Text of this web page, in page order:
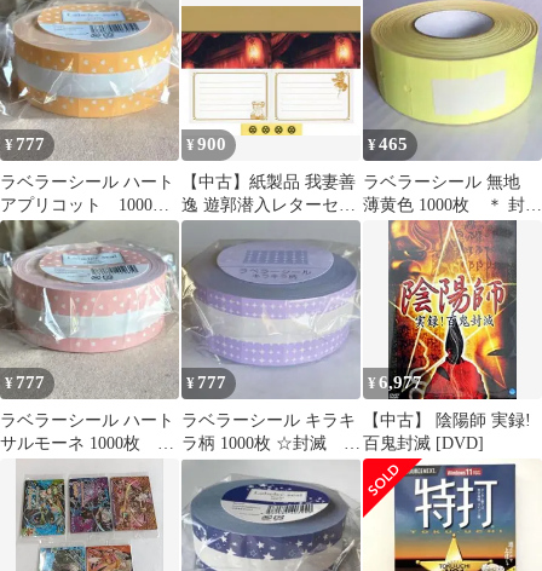
色
売 紫色
滅 シール 巻
¥ 777
ラベラーシール ハート
アプリコット 1000
枚 ＊ 封滅 シール
巻売
¥900
【中古】紙製品 我妻善
逸 遊郭潜入レターセッ
ト 「鬼滅の刃 全集中展
-無限列車編・遊郭
編-」
¥465
ラベラーシール 無地
薄黄色 1000枚 ＊ 封
滅 ラベルシール 巻
売り
¥777
ラベラーシール ハート
サルモーネ 1000枚 ＊
ピンク
¥ 777
ラベラーシール キラキ
ラ柄 1000枚 ☆封滅 ラ
ベルシール きらき
ら パープル
¥6,977
【中古】 陰陽師 実録!
百鬼封滅 [DVD]